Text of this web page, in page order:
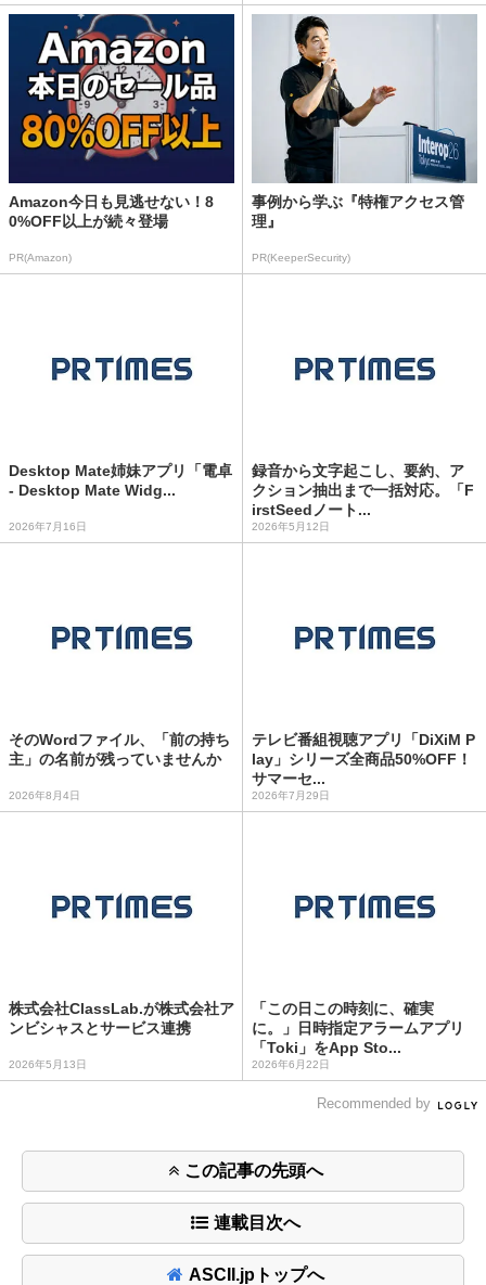
Amazon今日も見逃せない！8
0%OFF以上が続々登場
PR(Amazon)
事例から学ぶ『特権アクセス管
理』
PR(KeeperSecurity)
Desktop Mate姉妹アプリ「電卓
- Desktop Mate Widg...
2026年7月16日
録音から文字起こし、要約、ア
クション抽出まで一括対応。「F
irstSeedノート...
2026年5月12日
そのWordファイル、「前の持ち
主」の名前が残っていませんか
2026年8月4日
テレビ番組視聴アプリ「DiXiM P
lay」シリーズ全商品50%OFF！
サマーセ...
2026年7月29日
株式会社ClassLab.が株式会社ア
ンビシャスとサービス連携
2026年5月13日
「この日この時刻に、確実
に。」日時指定アラームアプリ
「Toki」をApp Sto...
2026年6月22日
Recommended by
この記事の先頭へ
連載目次へ
ASCII.jpトップへ